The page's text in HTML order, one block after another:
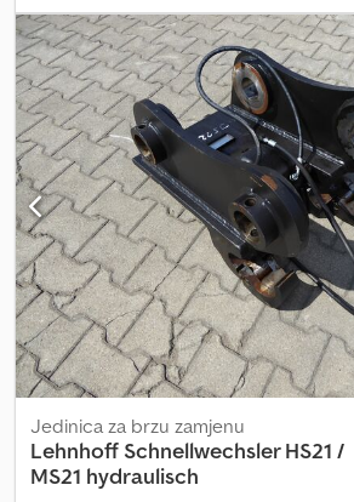
Jedinica za brzu zamjenu
Lehnhoff Schnellwechsler HS21 /
MS21 hydraulisch